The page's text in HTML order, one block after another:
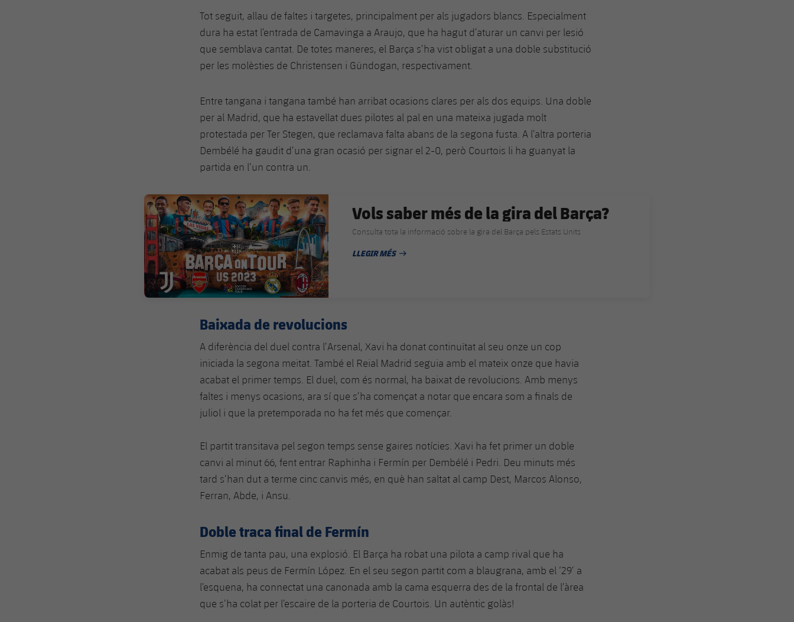
Tot seguit, allau de faltes i targetes, principalment per als jugadors blancs. Especialment
dura ha estat l’entrada de Camavinga a Araujo, que ha hagut d’aturar un canvi per lesió
que semblava cantat. De totes maneres, el Barça s’ha vist obligat a una doble substitució
per les molèsties de Christensen i Gündogan, respectivament.
Entre tangana i tangana també han arribat ocasions clares per als dos equips. Una doble
per al Madrid, que ha estavellat dues pilotes al pal en una mateixa jugada molt
protestada per Ter Stegen, que reclamava falta abans de la segona fusta. A l’altra porteria
Dembélé ha gaudit d’una gran ocasió per signar el 2-0, però Courtois li ha guanyat la
partida en l’un contra un.
FC Barcelona club badge
Vols saber més de la gira del Barça?
Consulta tota la informació sobre la gira del Barça pels Estats Units
LLEGIR MÉS
DATA DE PUBLICACIÓ
Baixada de revolucions
A diferència del duel contra l’Arsenal, Xavi ha donat continuïtat al seu onze un cop
iniciada la segona meitat. També el Reial Madrid seguia amb el mateix onze que havia
acabat el primer temps. El duel, com és normal, ha baixat de revolucions. Amb menys
faltes i menys ocasions, ara sí que s’ha començat a notar que encara som a finals de
juliol i que la pretemporada no ha fet més que començar.
El partit transitava pel segon temps sense gaires notícies. Xavi ha fet primer un doble
canvi al minut 66, fent entrar Raphinha i Fermín per Dembélé i Pedri. Deu minuts més
tard s’han dut a terme cinc canvis més, en què han saltat al camp Dest, Marcos Alonso,
Ferran, Abde, i Ansu.
Doble traca final de Fermín
Enmig de tanta pau, una explosió. El Barça ha robat una pilota a camp rival que ha
acabat als peus de Fermín López. En el seu segon partit com a blaugrana, amb el ‘29’ a
l’esquena, ha connectat una canonada amb la cama esquerra des de la frontal de l’àrea
que s’ha colat per l’escaire de la porteria de Courtois. Un autèntic golàs!